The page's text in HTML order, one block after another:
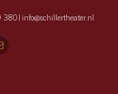
| info@schillertheater.nl